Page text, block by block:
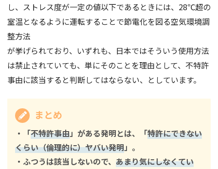
し、ストレス度が一定の値以下であるときには、28℃超の
室温となるように運転することで節電化を図る空気環境調
整方法
が挙げられており、いずれも、日本ではそういう使用方法
は禁止されていても、単にそのことを理由として、不特許
事由に該当すると判断してはならない、としています。
まとめ
・「不特許事由」がある発明とは、「特許にできない
くらい（倫理的に）ヤバい発明」。
・ふつうは該当しないので、 あまり気にしなくてい